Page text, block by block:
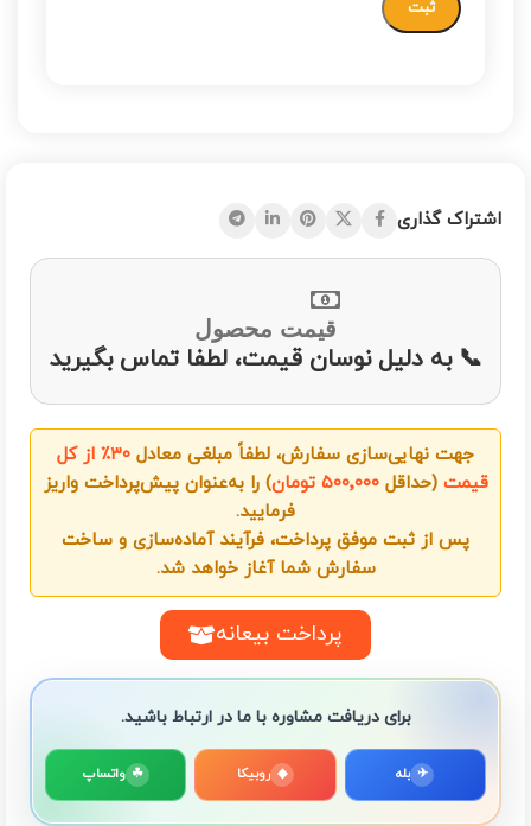
اشتراک گذاری
قیمت محصول
📞 به دلیل نوسان قیمت، لطفا تماس بگیرید
جهت نهایی‌سازی سفارش، لطفاً مبلغی معادل
۳۰٪ از کل
قیمت (حداقل۵۰۰٬۰۰۰ تومان
) را به‌عنوان پیش‌پرداخت واریز
فرمایید.
پس از ثبت موفق پرداخت، فرآیند آماده‌سازی و ساخت
سفارش شما آغاز خواهد شد.
پرداخت بیعانه
برای دریافت مشاوره با ما در ارتباط باشید.
✈ بله ◆ روبیکا ☘ واتساپ